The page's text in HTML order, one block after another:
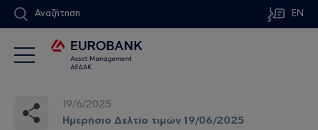
Αναζήτηση EN
19/6/2025
Ημερήσιο Δελτίο τιμών 19/06/2025